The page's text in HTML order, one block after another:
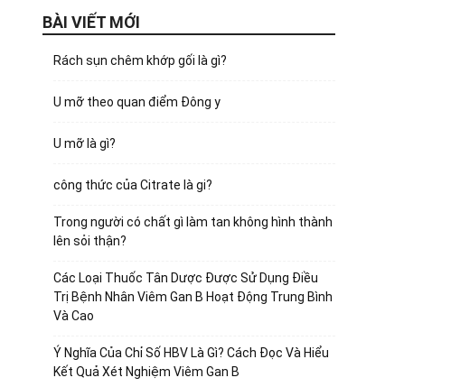
BÀI VIẾT MỚI
Rách sụn chêm khớp gối là gì?
U mỡ theo quan điểm Đông y
U mỡ là gì?
công thức của Citrate là gi?
Trong người có chất gì làm tan không hình thành
lên sỏi thận?
Các Loại Thuốc Tân Dược Được Sử Dụng Điều
Trị Bệnh Nhân Viêm Gan B Hoạt Động Trung Bình
Và Cao
Ý Nghĩa Của Chỉ Số HBV Là Gì? Cách Đọc Và Hiểu
Kết Quả Xét Nghiệm Viêm Gan B